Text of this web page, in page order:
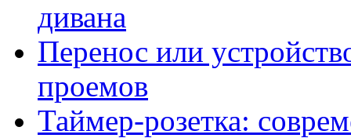
дивана
Перенос или
проемов
Таймер-розетка: